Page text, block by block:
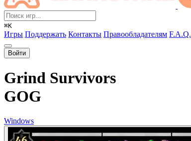
⌘K
Игры Поддержать Контакты Правообладателям F.A.Q.
Войти
Grind Survivors
GOG
Windows